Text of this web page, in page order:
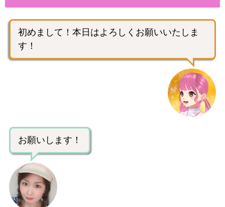
初めまして！本日はよろしくお願いいたしま
す！
お願いします！